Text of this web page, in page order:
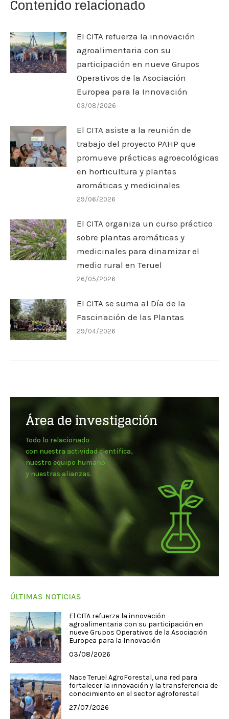
Contenido relacionado
El CITA refuerza la innovación
agroalimentaria con su
participación en nueve Grupos
Operativos de la Asociación
Europea para la Innovación
03/08/2026
El CITA asiste a la reunión de
trabajo del proyecto PAHP que
promueve prácticas agroecológicas
en horticultura y plantas
aromáticas y medicinales
29/06/2026
El CITA organiza un curso práctico
sobre plantas aromáticas y
medicinales para dinamizar el
medio rural en Teruel
26/05/2026
El CITA se suma al Día de la
Fascinación de las Plantas
29/04/2026
Área de investigación
Todo lo relacionado
con nuestra actividad científica,
nuestro equipo humano
y nuestras alianzas.
ÚLTIMAS NOTICIAS
El CITA refuerza la innovación
agroalimentaria con su participación en
nueve Grupos Operativos de la Asociación
Europea para la Innovación
03/08/2026
Nace Teruel AgroForestal, una red para
fortalecer la innovación y la transferencia de
conocimiento en el sector agroforestal
27/07/2026